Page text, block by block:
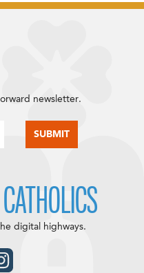
newsletter.
digital highways.